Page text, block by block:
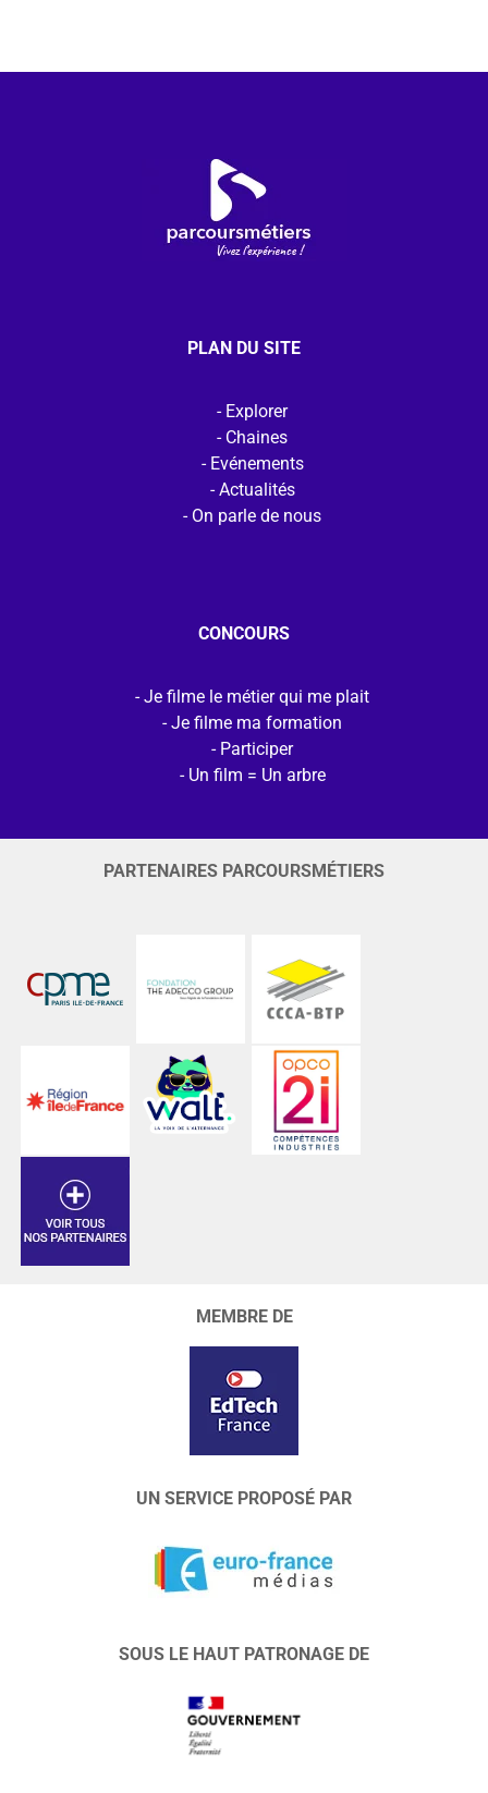
PLAN DU SITE
Explorer
Chaines
Evénements
Actualités
On parle de nous
CONCOURS
Je filme le métier qui me plait
Je filme ma formation
Participer
Un film = Un arbre
PARTENAIRES PARCOURSMÉTIERS
MEMBRE DE
UN SERVICE PROPOSÉ PAR
SOUS LE HAUT PATRONAGE DE